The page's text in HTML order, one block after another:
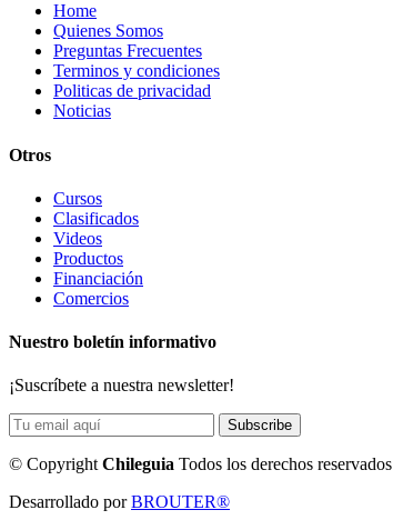
Home
Quienes Somos
Preguntas Frecuentes
Terminos y condiciones
Politicas de privacidad
Noticias
Otros
Cursos
Clasificados
Videos
Productos
Financiación
Comercios
Nuestro boletín informativo
¡Suscríbete a nuestra newsletter!
© Copyright Chileguia Todos los derechos reservados
Desarrollado porBROUTER®